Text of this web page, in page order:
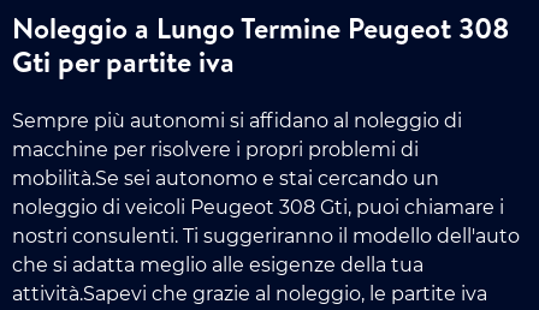
Noleggio a Lungo Termine Peugeot 308
Gti per partite iva
Sempre più autonomi si affidano al noleggio di
macchine per risolvere i propri problemi di
mobilità.Se sei autonomo e stai cercando un
noleggio di veicoli Peugeot 308 Gti, puoi chiamare i
nostri consulenti. Ti suggeriranno il modello dell'auto
che si adatta meglio alle esigenze della tua
attività.Sapevi che grazie al noleggio, le partite iva